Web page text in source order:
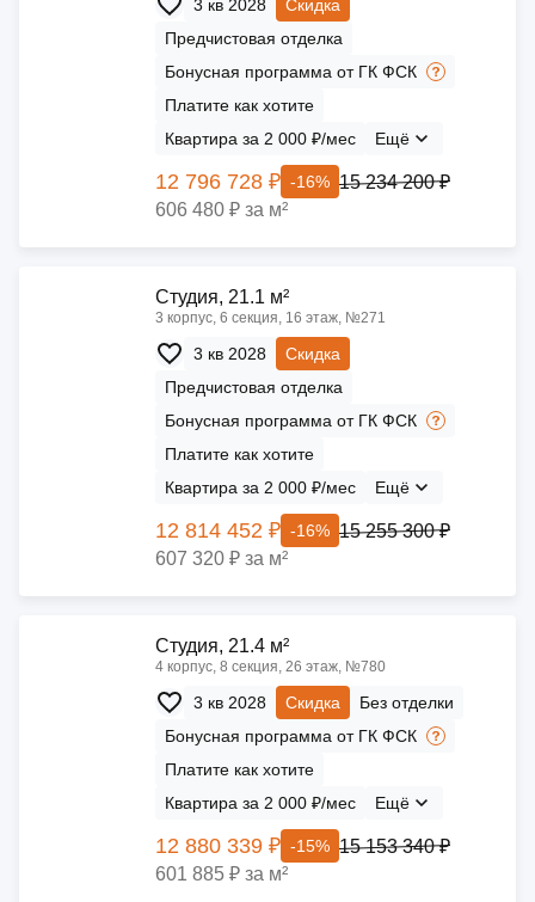
3 кв 2028
Скидка
Предчистовая отделка
Бонусная программа от ГК ФСК
Платите как хотите
Квартира за 2 000 ₽/мес
Ещё
12 796 728 ₽ -16% 15 234 200 ₽
606 480 ₽ за м²
Cтудия, 21.1 м²
3 корпус, 6 секция, 16 этаж, №271
3 кв 2028
Скидка
Предчистовая отделка
Бонусная программа от ГК ФСК
Платите как хотите
Квартира за 2 000 ₽/мес
Ещё
12 814 452 ₽ -16% 15 255 300 ₽
607 320 ₽ за м²
Cтудия, 21.4 м²
4 корпус, 8 секция, 26 этаж, №780
3 кв 2028 Скидка
Без отделки
Бонусная программа от ГК ФСК
Платите как хотите
Квартира за 2 000 ₽/мес
Ещё
12 880 339 ₽ -15% 15 153 340 ₽
601 885 ₽ за м²